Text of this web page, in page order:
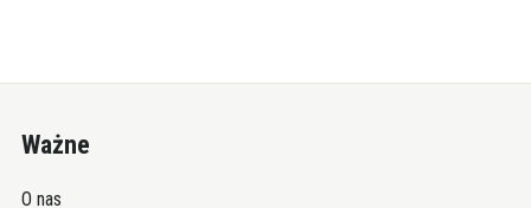
Ważne
O nas